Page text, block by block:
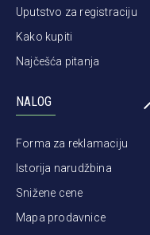
Uputstvo za registraciju
Kako kupiti
Najčešća pitanja
NALOG
Forma za reklamaciju
Istorija narudžbina
Snižene cene
Mapa prodavnice